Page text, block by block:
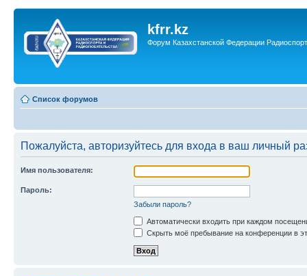
kfrr.kz
Форум Казахстанской Федерации
Список форумов
Пожалуйста, авторизуйтесь для входа в ваш личный
Имя пользователя:
Пароль:
Забыли пароль?
Автоматически входить при каждом
Скрыть моё пребывание на конференции в